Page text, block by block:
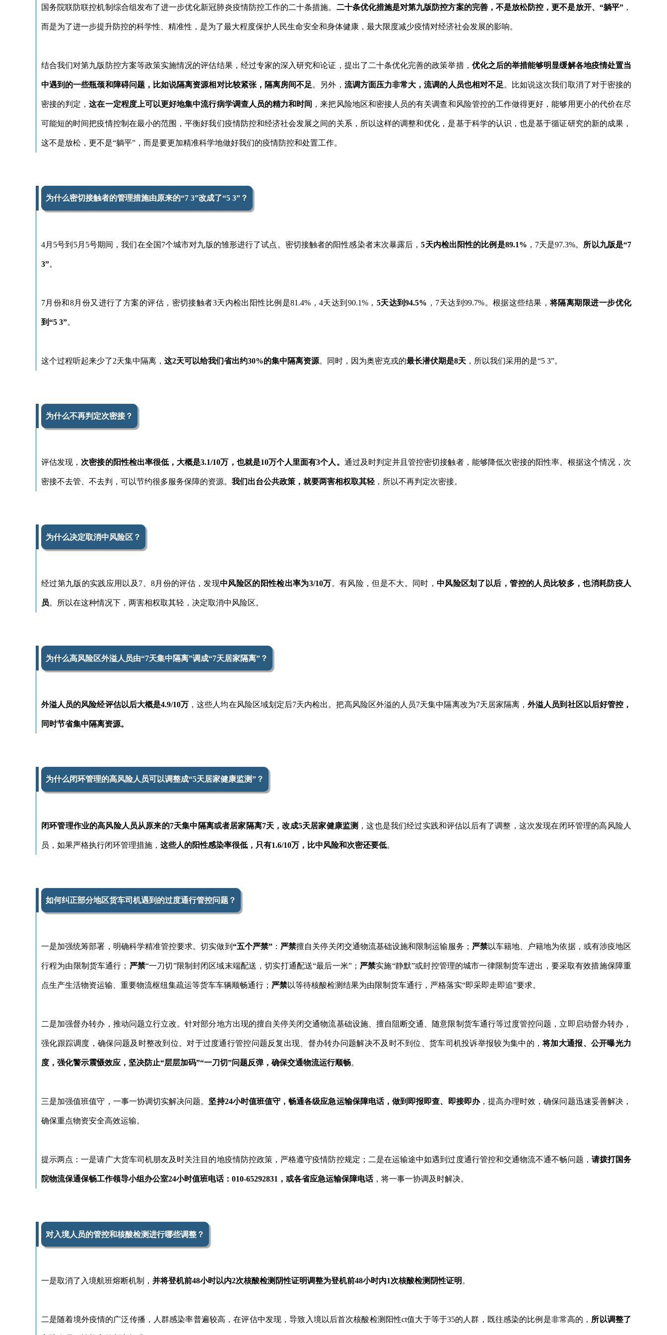
国务院联防联控机制综合组发布了进一步优化新冠肺炎疫情防控工作的二十条措施。 二十条优化措施是对第九版防控方案的完善，不是放松防控，更不是放开、“躺平”，
而是为了进一步提升防控的科学性、精准性，是为了最大程度保护人民生命安全和身体健康，最大限度减少疫情对经济社会发展的影响。
结合我们对第九版防控方案等政策实施情况的评估结果，经过专家的深入研究和论证，提出了二十条优化完善的政策举措， 优化之后的举措能够明显缓解各地疫情处置当
中遇到的一些瓶颈和障碍问题，比如说隔离资源相对比较紧张，隔离房间不足。另外， 流调方面压力非常大，流调的人员也相对不足。比如说这次我们取消了对于密接的
密接的判定，这在一定程度上可以更好地集中流行病学调查人员的精力和时间 ，来把风险地区和密接人员的有关调查和风险管控的工作做得更好，能够用更小的代价在尽
可能短的时间把疫情控制在最小的范围，平衡好我们疫情防控和经济社会发展之间的关系，所以这样的调整和优化，是基于科学的认识，也是基于循证研究的新的成果，
这不是放松，更不是“躺平”，而是要更加精准科学地做好我们的疫情防控和处置工作。
为什么密切接触者的管理措施由原来的“7 3”改成了“5 3”？
4月5号到5月5号期间，我们在全国7个城市对九版的雏形进行了试点。密切接触者的阳性感染者末次暴露后，5天内检出阳性的比例是89.1% ，7天是97.3%。 所以九版是“7
3”。
7月份和8月份又进行了方案的评估，密切接触者3天内检出阳性比例是81.4%，4天达到90.1%， 5天达到94.5% ，7天达到99.7%。根据这些结果，将隔离期限进一步优化
到“5 3”。
这个过程听起来少了2天集中隔离， 这2天可以给我们省出约30%的集中隔离资源。同时，因为奥密克戎的最长潜伏期是8天 ，所以我们采用的是“5 3”。
为什么不再判定次密接？
评估发现， 次密接的阳性检出率很低，大概是3.1/10万，也就是10万个人里面有3个人。 通过及时判定并且管控密切接触者，能够降低次密接的阳性率。根据这个情况，次
密接不去管、不去判，可以节约很多服务保障的资源。 我们出台公共政策，就要两害相权取其轻 ，所以不再判定次密接。
为什么决定取消中风险区？
经过第九版的实践应用以及7、8月份的评估，发现中风险区的阳性检出率为3/10万。有风险，但是不大。同时，中风险区划了以后，管控的人员比较多，也消耗防疫人
员。所以在这种情况下，两害相权取其轻，决定取消中风险区。
为什么高风险区外溢人员由“7天集中隔离”调成“7天居家隔离”？
外溢人员的风险经评估以后大概是4.9/10万 ，这些人均在风险区域划定后7天内检出。把高风险区外溢的人员7天集中隔离改为7天居家隔离，外溢人员到社区以后好管控，
同时节省集中隔离资源。
为什么闭环管理的高风险人员可以调整成“5天居家健康监测”？
闭环管理作业的高风险人员从原来的7天集中隔离或者居家隔离7天，改成5天居家健康监测 ，这也是我们经过实践和评估以后有了调整，这次发现在闭环管理的高风险人
员，如果严格执行闭环管理措施， 这些人的阳性感染率很低，只有1.6/10万，比中风险和次密还要低。
如何纠正部分地区货车司机遇到的过度通行管控问题？
一是加强统筹部署，明确科学精准管控要求。切实做到 “五个严禁”： 严禁擅自关停关闭交通物流基础设施和限制运输服务； 严禁以车籍地、户籍地为依据，或有涉疫地区
行程为由限制货车通行； 严禁“一刀切”限制封闭区域末端配送，切实打通配送“最后一米”； 严禁实施“静默”或封控管理的城市一律限制货车进出，要采取有效措施保障重
点生产生活物资运输、重要物流枢纽集疏运等货车车辆顺畅通行； 严禁以等待核酸检测结果为由限制货车通行，严格落实“即采即走即追”要求。
二是加强督办转办，推动问题立行立改。针对部分地方出现的擅自关停关闭交通物流基础设施、擅自阻断交通、随意限制货车通行等过度管控问题，立即启动督办转办，
强化跟踪调度，确保问题及时整改到位。对于过度通行管控问题反复出现、督办转办问题解决不及时不到位、货车司机投诉举报较为集中的，将加大通报、公开曝光力
度，强化警示震慑效应，坚决防止“层层加码”“一刀切”问题反弹，确保交通物流运行顺畅。
三是加强值班值守，一事一协调切实解决问题。 坚持24小时值班值守，畅通各级应急运输保障电话，做到即报即查、即接即办，提高办理时效，确保问题迅速妥善解决，
确保重点物资安全高效运输。
提示两点：一是请广大货车司机朋友及时关注目的地疫情防控政策，严格遵守疫情防控规定；二是在运输途中如遇到过度通行管控和交通物流不通不畅问题， 请拨打国务
院物流保通保畅工作领导小组办公室24小时值班电话：010-65292831 ，或各省应急运输保障电话，将一事一协调及时解决。
对入境人员的管控和核酸检测进行哪些调整？
一是取消了入境航班熔断机制， 并将登机前48小时以内2次核酸检测阴性证明调整为登机前48小时内1次核酸检测阴性证明 。
二是随着境外疫情的广泛传播，人群感染率普遍较高，在评估中发现，导致入境以后首次核酸检测阳性ct值大于等于35的人群，既往感染的比例是非常高的， 所以调整了